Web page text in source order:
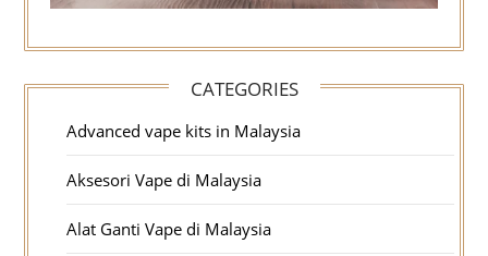
CATEGORIES
Advanced vape kits in Malaysia
Aksesori Vape di Malaysia
Alat Ganti Vape di Malaysia